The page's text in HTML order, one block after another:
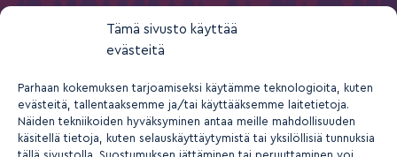
Tämä sivusto käyttää
evästeitä
Parhaan kokemuksen tarjoamiseksi käytämme teknologioita, kuten
evästeitä, tallentaaksemme ja/tai käyttääksemme laitetietoja.
Näiden tekniikoiden hyväksyminen antaa meille mahdollisuuden
käsitellä tietoja, kuten selauskäyttäytymistä tai yksilöllisiä tunnuksia